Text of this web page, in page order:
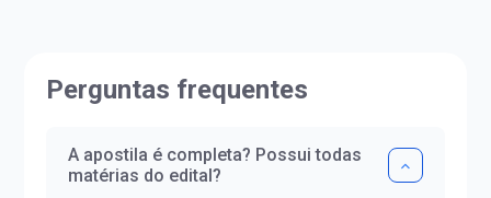
Perguntas frequentes
A apostila é completa? Possui todas
matérias do edital?